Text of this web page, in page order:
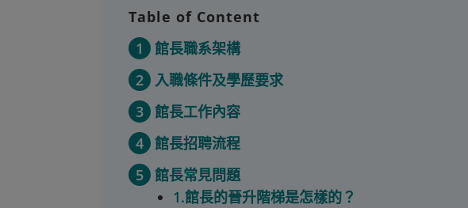
Table of Content
1
館長職系架構
2
入職條件及學歷要求
3 館長工作內容
4 館長招聘流程
5 館長常見問題
1.館長的晉升階梯是怎樣的？